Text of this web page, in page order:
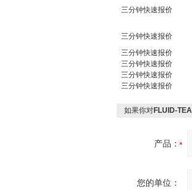
三分钟快速报价
三分钟快速报价
三分钟快速报价
三分钟快速报价
三分钟快速报价
三分钟快速报价
如果你对FLUID-
产品：
您的单位：